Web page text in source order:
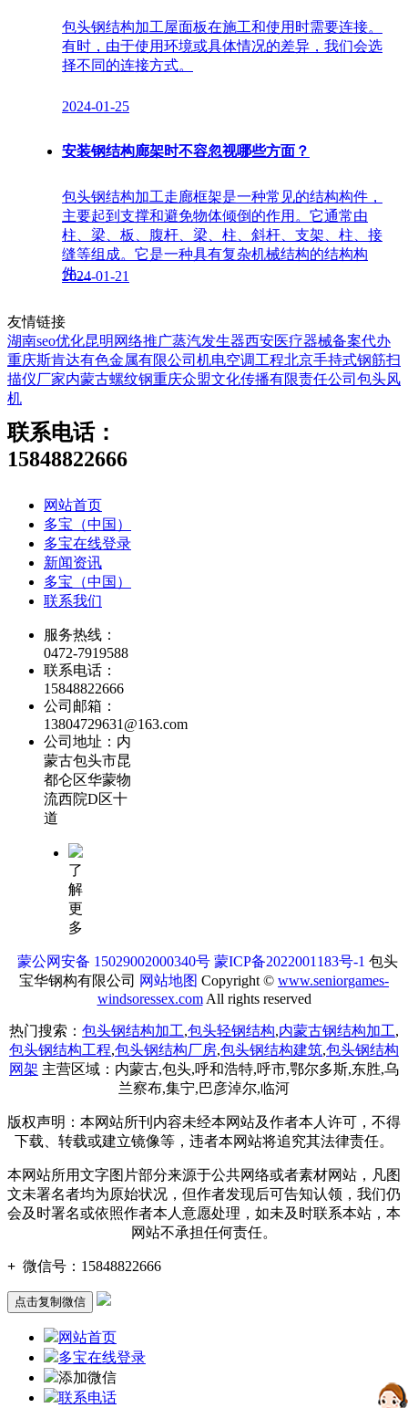
包头钢结构加工屋面板在施工和使用时需要连接。
有时，由于使用环境或具体情况的差异，我们会选
择不同的连接方式。
2024-01-25
安装钢结构廊架时不容忽视哪些方面？
包头钢结构加工走廊框架是一种常见的结构构件，
主要起到支撑和避免物体倾倒的作用。它通常由
柱、梁、板、腹杆、梁、柱、斜杆、支架、柱、接
缝等组成。它是一种具有复杂机械结构的结构构
件。
2024-01-21
友情链接
湖南seo优化昆明网络推广蒸汽发生器西安医疗器械备案代办
重庆斯肯达有色金属有限公司 机电空调工程北京手持式钢筋扫
描仪厂家内蒙古螺纹钢重庆众盟文化传播有限责任公司 包头风
机
联系电话：
15848822666
网站首页
多宝（中国）
多宝在线登录
新闻资讯
多宝（中国）
联系我们
服务热线：
0472-7919588
联系电话：
15848822666
公司邮箱：
13804729631@163.com
公司地址：内
蒙古包头市昆
都仑区华蒙物
流西院D区十
道
了
解
更
多
蒙公网安备 15029002000340号 蒙ICP备2022001183号-1 包头
宝华钢构有限公司 网站地图 Copyright © www.seniorgames-
windsoressex.comAll rights reserved
热门搜索： 包头钢结构加工,包头轻钢结构,内蒙古钢结构加工,
包头钢结构工程,包头钢结构厂房,包头钢结构建筑,包头钢结构
网架 主营区域：内蒙古,包头,呼和浩特,呼市,鄂尔多斯,东胜,乌
兰察布,集宁,巴彦淖尔,临河
版权声明：本网站所刊内容未经本网站及作者本人许可，不得
下载、转载或建立镜像等，违者本网站将追究其法律责任。
本网站所用文字图片部分来源于公共网络或者素材网站，凡图
文未署名者均为原始状况，但作者发现后可告知认领，我们仍
会及时署名或依照作者本人意愿处理，如未及时联系本站，本
网站不承担任何责任。
+ 微信号： 15848822666
点击复制微信
网站首页
多宝在线登录
添加微信
联系电话